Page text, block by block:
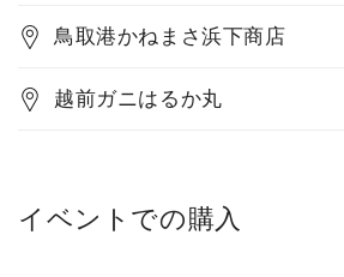
鳥取港かねまさ浜下商店
越前ガニはるか丸
イベントでの購入